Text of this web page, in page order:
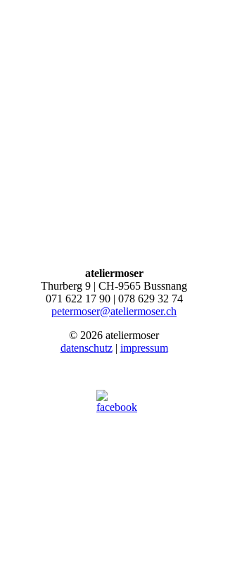
ateliermoser
Thurberg 9 | CH-9565 Bussnang
071 622 17 90 | 078 629 32 74
petermoser@ateliermoser.ch
© 2026 ateliermoser
datenschutz| impressum